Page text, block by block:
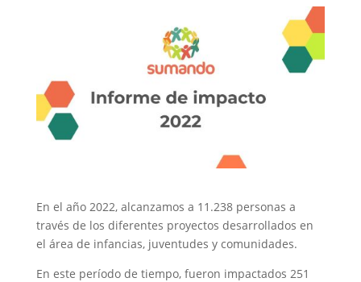
En el año 2022, alcanzamos a 11.238 personas a
través de los diferentes proyectos desarrollados en
el área de infancias, juventudes y comunidades.
En este período de tiempo, fueron impactados 251